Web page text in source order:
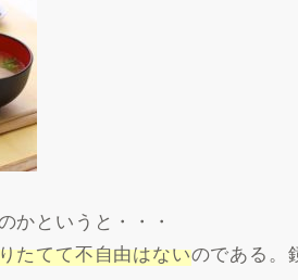
かというと・・・
たてて不自由はないのである。